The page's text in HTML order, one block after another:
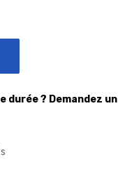
durée ? Demandez un